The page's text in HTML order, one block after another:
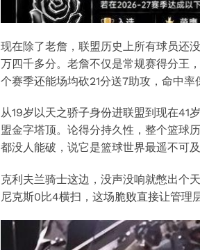
现在除了老詹，联盟历史上所有球员还
万四千多分。老詹不仅是常规赛得分王
个赛季还能场均砍21分送7助攻，命中率
从19岁以天之骄子身份进联盟到现在41
盟金字塔顶。论得分持久性，整个篮球
都没人能破，说它是篮球世界最遥不可
克利夫兰骑士这边，没声没响就憋出个
尼克斯0比4横扫，这场脆败直接让管理